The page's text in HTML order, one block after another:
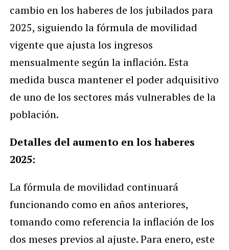
cambio en los haberes de los jubilados para
2025, siguiendo la fórmula de movilidad
vigente que ajusta los ingresos
mensualmente según la inflación. Esta
medida busca mantener el poder adquisitivo
de uno de los sectores más vulnerables de la
población.
Detalles del aumento en los haberes
2025:
La fórmula de movilidad continuará
funcionando como en años anteriores,
tomando como referencia la inflación de los
dos meses previos al ajuste. Para enero, este